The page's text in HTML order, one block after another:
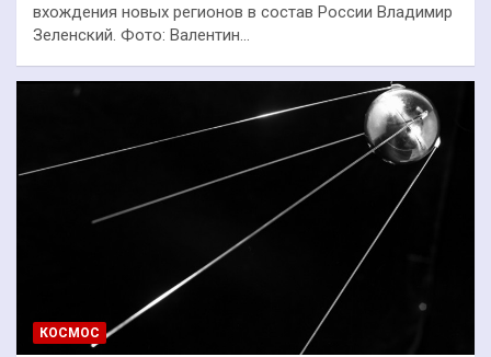
вхождения новых регионов в состав России Владимир
Зеленский. Фото: Валентин…
КОСМОС